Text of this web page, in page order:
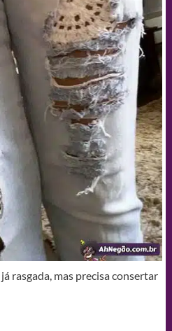
rasgada, mas precisa consertar